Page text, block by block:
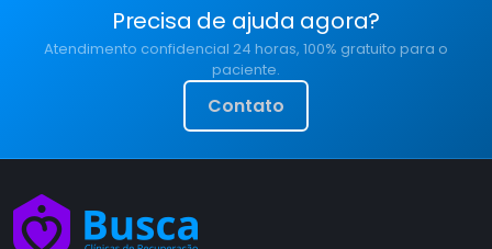
Precisa de ajuda agora?
Atendimento confidencial 24 horas, 100% gratuito para o
paciente.
Contato